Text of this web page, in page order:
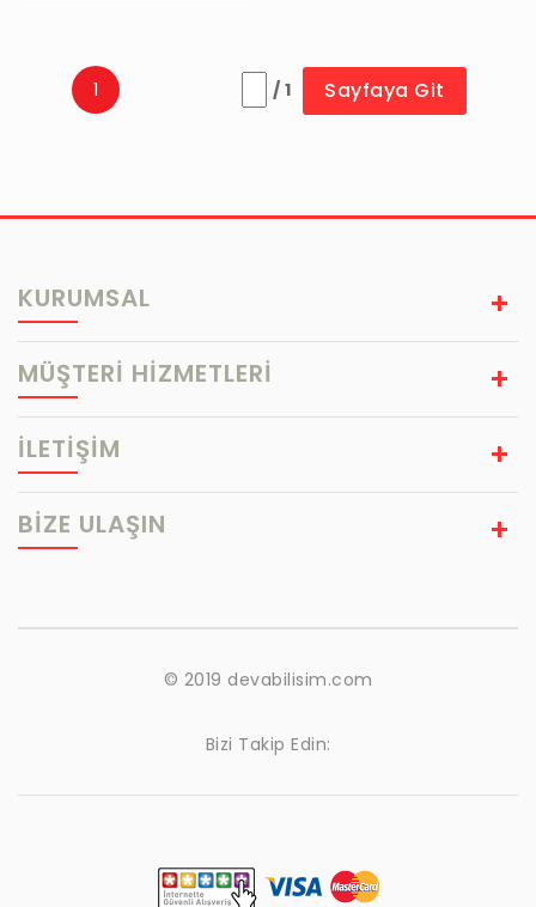
1 / 1 Sayfaya Git
KURUMSAL
MÜŞTERİ HİZMETLERİ
İLETİŞİM
BIZE ULAŞIN
© 2019 devabilisim.com
Bizi Takip Edin: